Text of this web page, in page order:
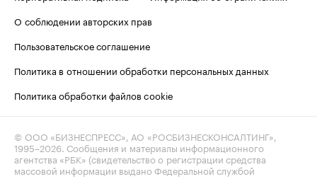
О соблюдении авторских прав
Пользовательское соглашение
Политика в отношении обработки персональных данных
Политика обработки файлов cookie
© ООО «БИЗНЕСПРЕСС», АО «РОСБИЗНЕСКОНСАЛТИНГ»,
1995–2026 . Сообщения и материалы информационного
агентства «РБК» (свидетельство о регистрации средства
массовой информации выдано Федеральной службой